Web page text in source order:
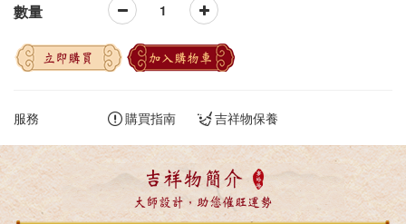
數量
立即購買 加入購物車
服務 購買指南 吉祥物保養
吉祥物簡介
大師設計，助您催旺運勢